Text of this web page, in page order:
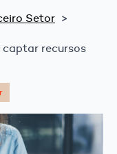
Setor
recursos